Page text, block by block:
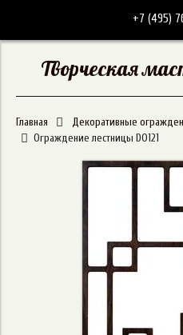
+7 (495)
Творческая
Главная Декоративные
Ограждение лестницы DO121